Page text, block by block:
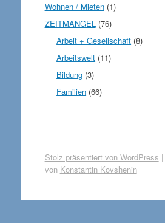
Wohnen / Mieten(1)
ZEITMANGEL(76)
Arbeit + Gesellschaft (8)
Arbeitswelt (11)
Bildung (3)
Familien (66)
Stolz präsentiert von WordPress |
von Konstantin Kovshenin